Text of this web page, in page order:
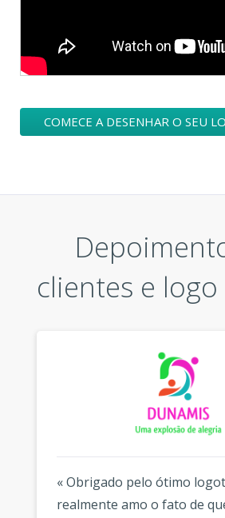
COMECE A DESENHAR O SEU
clientes e
« Obrigado pelo ótimo
realmente amo o fato de